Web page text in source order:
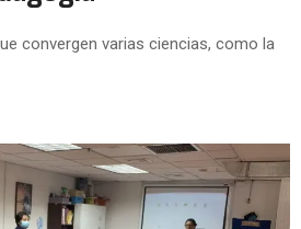
convergen varias ciencias, como la